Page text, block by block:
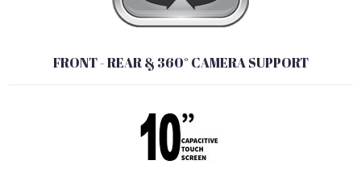
FRONT - REAR & 360° CAMERA SUPPORT